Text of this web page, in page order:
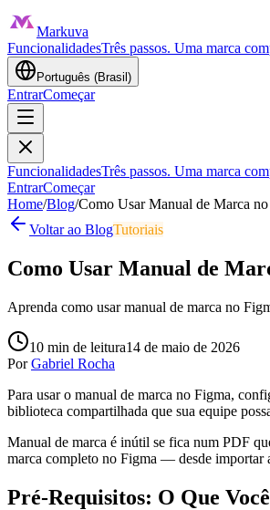
Markuva
FuncionalidadesTrês passos. Uma marca
Português (Brasil)
EntrarComeçar
FuncionalidadesTrês passos. Uma marca
EntrarComeçar
Home/Blog/Como Usar Manual de Marca
Voltar ao BlogTutoriais
Como Usar Manual de
Aprenda como usar manual de marca no
10 min de leitura14 de maio de 2026
Por Gabriel Rocha
Para usar o manual de marca no Figma,
biblioteca compartilhada que sua equipe
Manual de marca é inútil se fica num PDF
marca completo no Figma — desde importar
Pré-Requisitos: O Que